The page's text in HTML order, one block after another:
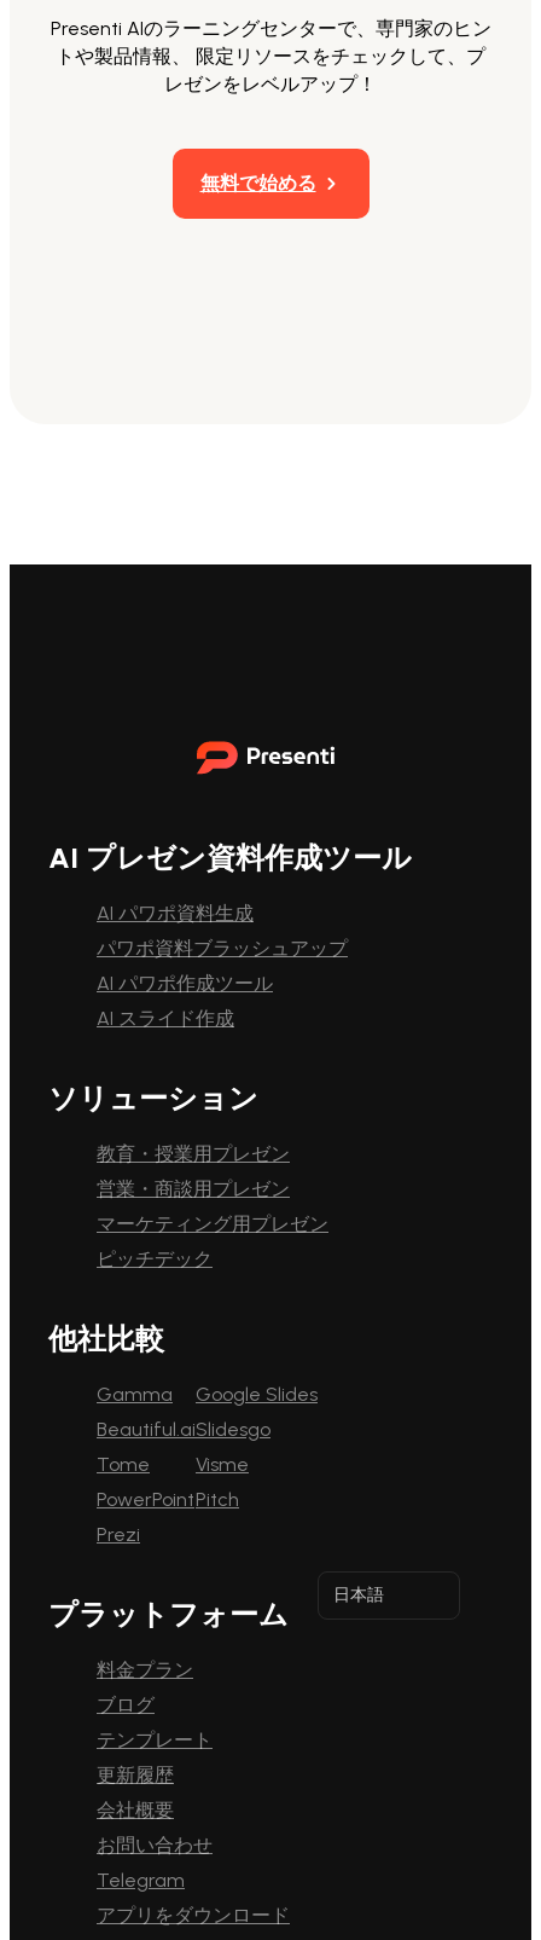
Presenti AIのラーニングセンターで、専門家のヒン
トや製品情報、 限定リソースをチェックして、プ
レゼンをレベルアップ！
無料で始める
AI プレゼン資料作成ツール
AI パワポ資料生成
パワポ資料ブラッシュアップ
AI パワポ作成ツール
AI スライド作成
ソリューション
教育・授業用プレゼン
営業・商談用プレゼン
マーケティング用プレゼン
ピッチデック
他社比較
Gamma
Beautiful.ai
Tome
PowerPoint
Prezi
Google Slides
Slidesgo
Visme
Pitch
プラットフォーム
料金プラン
ブログ
テンプレート
更新履歴
会社概要
お問い合わせ
Telegram
アプリをダウンロード
日本語